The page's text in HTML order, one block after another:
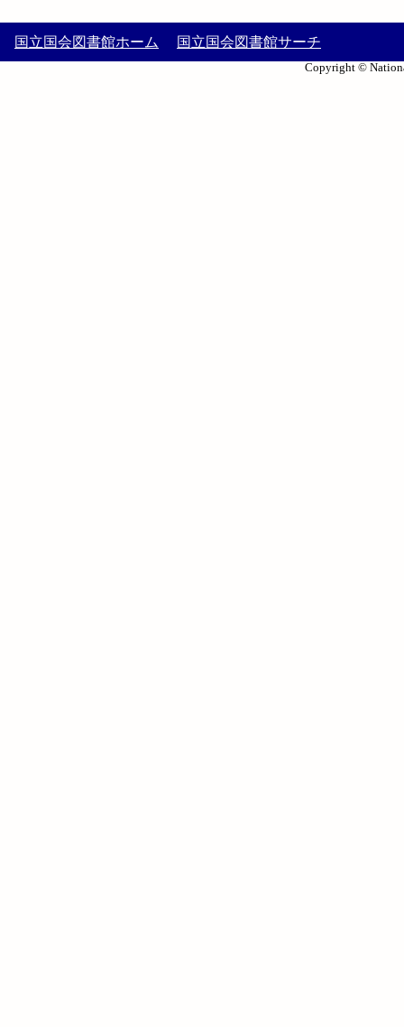
国立国会図書館ホーム 国立国会図書館サーチ
Copyright ©